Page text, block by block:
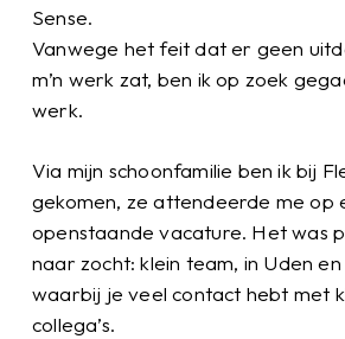
Sense.
Vanwege het feit dat er geen
m’n werk zat, ben ik op zoek
werk.
Via mijn schoonfamilie ben ik bij
gekomen, ze attendeerde me op
openstaande vacature. Het was
naar zocht: klein team, in Uden
waarbij je veel contact hebt met
collega’s.